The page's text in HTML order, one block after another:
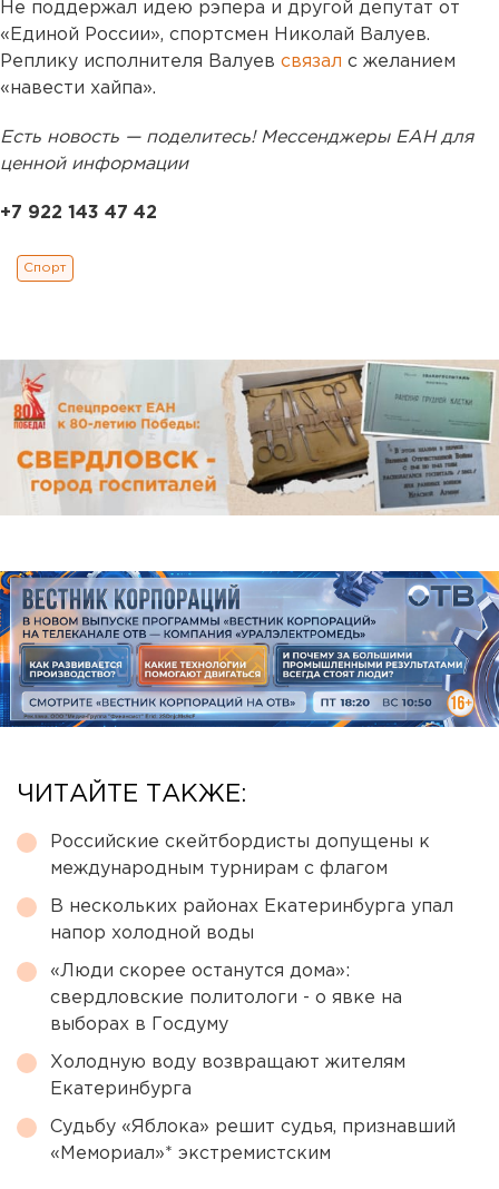
Не поддержал идею рэпера и другой депутат от
«Единой России», спортсмен Николай Валуев.
Реплику исполнителя Валуев связал с желанием
«навести хайпа».
Есть новость — поделитесь! Мессенджеры ЕАН для
ценной информации
+7 922 143 47 42
Спорт
ЧИТАЙТЕ ТАКЖЕ:
Российские скейтбордисты допущены к
международным турнирам с флагом
В нескольких районах Екатеринбурга упал
напор холодной воды
«Люди скорее останутся дома»:
свердловские политологи - о явке на
выборах в Госдуму
Холодную воду возвращают жителям
Екатеринбурга
Судьбу «Яблока» решит судья, признавший
«Мемориал»* экстремистским